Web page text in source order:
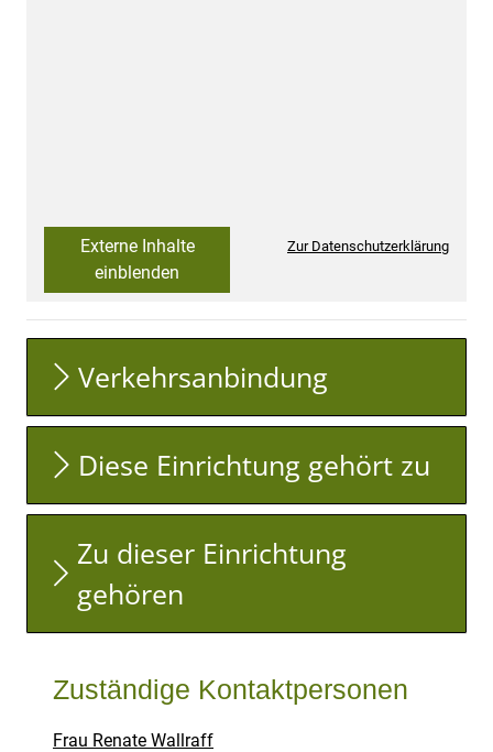
Externe Inhalte
einblenden
Zur Datenschutzerklärung
Verkehrsanbindung
Diese Einrichtung gehört zu
Zu dieser Einrichtung
gehören
Zuständige Kontaktpersonen
Frau Renate Wallraff